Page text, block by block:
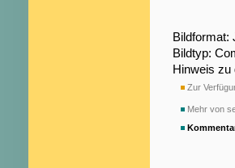
Bildformat:
Bildtyp:
Hinweis zu
Zur
Mehr von